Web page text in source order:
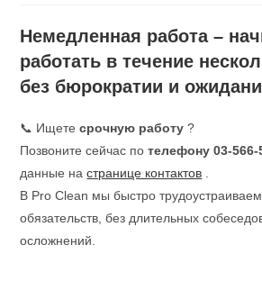
Немедленная работа –
работать в течение
без бюрократии и
📞 Ищетесрочную работу ?
Позвоните сейчас потелефону 03-566-
данные настранице контактов
В Pro Clean мы быстро
обязательств, без длительных
осложнений.